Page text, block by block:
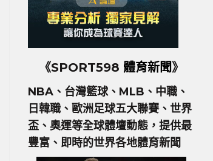
《SPORT598 體育新聞》
NBA、台灣籃球、MLB、中職、
日韓職、歐洲足球五大聯賽、世界
盃、奧運等全球體壇動態，提供最
豐富、即時的世界各地體育新聞